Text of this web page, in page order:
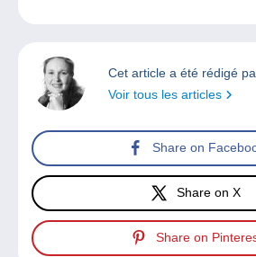
Cet article a été rédigé
Voir tous les articles
Share on
Share on X
Share on